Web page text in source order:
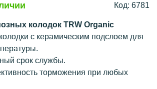
Код: 6781
колодок TRW Organic
с керамическим подслоем для
срок службы.
торможения при любых